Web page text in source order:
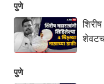
पुणे
पुणे